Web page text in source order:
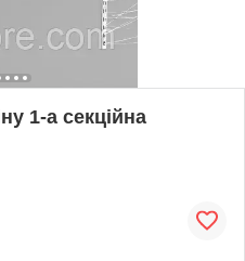
1-а секційна